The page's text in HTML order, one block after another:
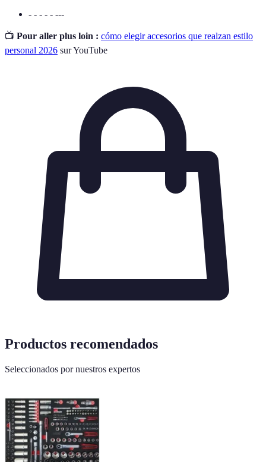
- - - - - ---
📺 Pour aller plus loin : cómo elegir accesorios que realzan estilo
personal 2026 sur YouTube
Productos recomendados
Seleccionados por nuestros expertos